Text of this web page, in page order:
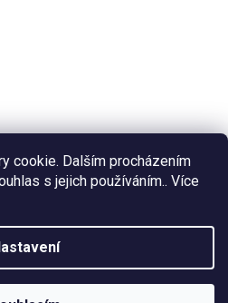
cookie. Dalším procházením
s jejich používáním.. Více